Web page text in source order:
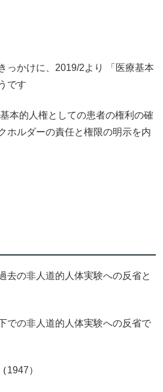
っかけに、2019/2より 「医療基本
です
本的人権としての患者の権利の確
ホルダーの責任と権限の明示を内
去の非人道的人体実験への反省と
での非人道的人体実験への反省で
（1947）